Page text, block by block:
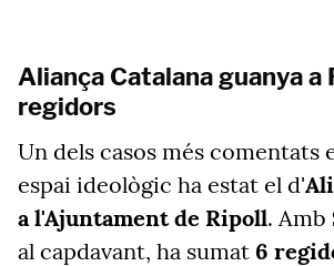
Aliança Catalana guanya a
regidors
Un dels casos més comentats
espai ideològic ha estat el d'
a l'Ajuntament de Ripoll. Amb
al capdavant, ha sumat 6